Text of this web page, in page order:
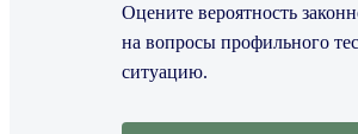
Оцените вероятность
на вопросы профильного
ситуацию.